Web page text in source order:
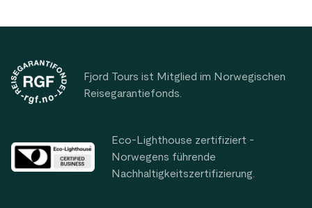
Fjord Tours ist Mitglied im Norwegischen
Reisegarantiefonds.
Eco-Lighthouse zertifiziert -
Norwegens führende
Nachhaltigkeitszertifizierung.